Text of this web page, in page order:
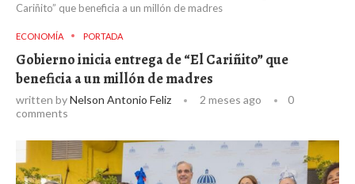
Cariñito” que beneficia a un millón de madres
ECONOMÍA PORTADA
Gobierno inicia entrega de “El Cariñito” que
beneficia a un millón de madres
written byNelson Antonio Feliz 2 meses ago
0
comments